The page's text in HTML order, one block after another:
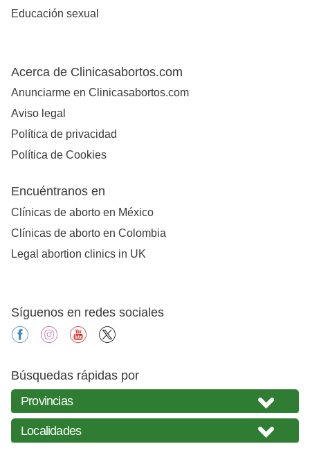
Educación sexual
Acerca de Clinicasabortos.com
Anunciarme en Clinicasabortos.com
Aviso legal
Política de privacidad
Política de Cookies
Encuéntranos en
Clínicas de aborto en México
Clínicas de aborto en Colombia
Legal abortion clinics in UK
Síguenos en redes sociales
facebookinstagramyoutube
Búsquedas rápidas por